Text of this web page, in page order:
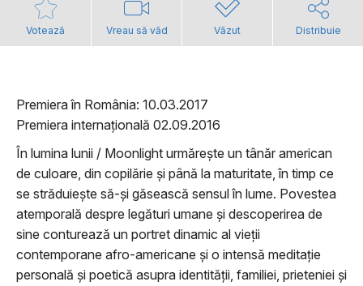
Votează Vreau să văd Văzut Distribuie
Premiera în România: 10.03.2017
Premiera internațională 02.09.2016
În lumina lunii / Moonlight urmărește un tânăr american
de culoare, din copilărie și până la maturitate, în timp ce
se străduiește să-și găsească sensul în lume. Povestea
atemporală despre legături umane și descoperirea de
sine conturează un portret dinamic al vieții
contemporane afro-americane și o intensă meditație
personală și poetică asupra identității, familiei, prieteniei și